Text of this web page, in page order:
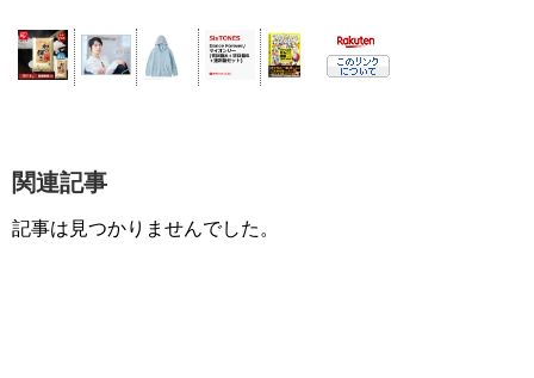
関連記事
記事は見つかりませんでした。